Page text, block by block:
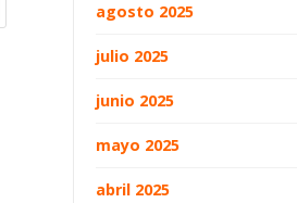
agosto 2025
julio 2025
junio 2025
mayo 2025
abril 2025